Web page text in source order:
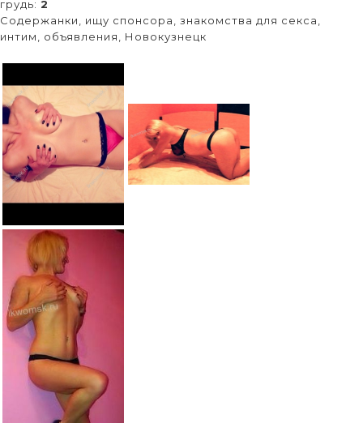
грудь: 2
Содержанки, ищу спонсора, знакомства для секса,
интим, объявления, Новокузнецк